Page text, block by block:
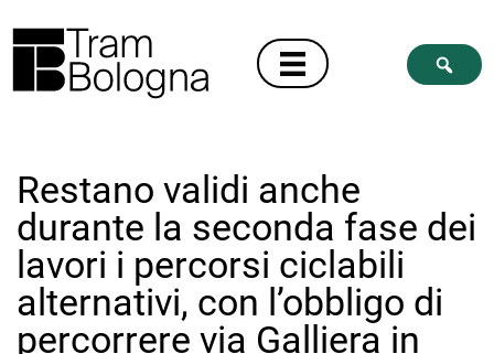
Restano validi anche
durante la seconda fase dei
lavori i percorsi ciclabili
alternativi, con l’obbligo di
percorrere via Galliera in